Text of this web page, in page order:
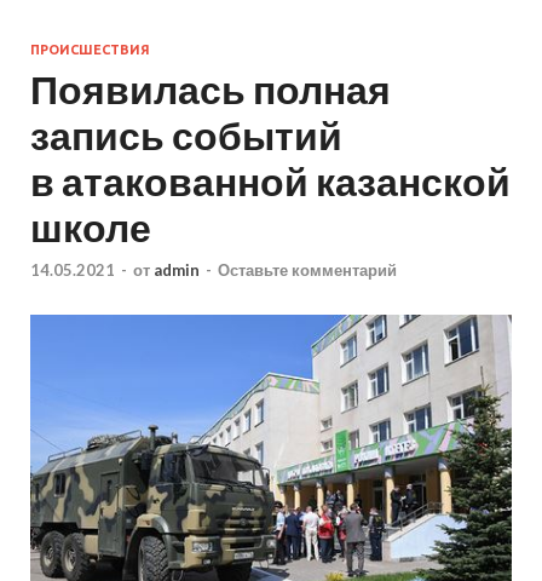
ПРОИСШЕСТВИЯ
Появилась полная
запись событий
в атакованной казанской
школе
14.05.2021 - от admin - Оставьте комментарий